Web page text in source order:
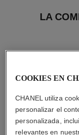
LA
COOKIES EN
CHANEL utiliza
personalizar el
personalizada,
relevantes en